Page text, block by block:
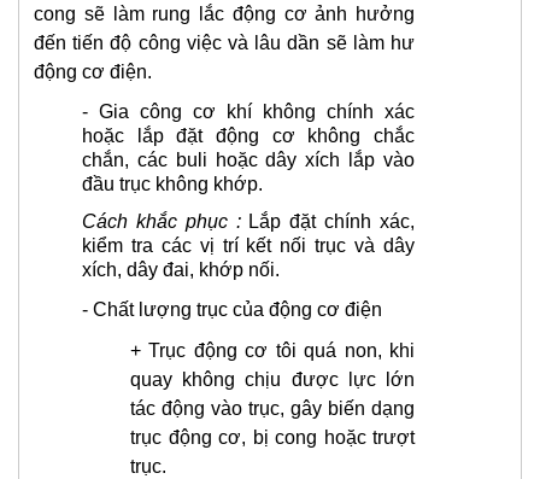
cong sẽ làm rung lắc động cơ ảnh hưởng
đến tiến độ công việc và lâu dần sẽ làm hư
động cơ điện.
- Gia công cơ khí không chính xác
hoặc lắp đặt động cơ không chắc
chắn, các buli hoặc dây xích lắp vào
đầu trục không khớp.
Cách khắc phục : Lắp đặt chính xác,
kiểm tra các vị trí kết nối trục và dây
xích, dây đai, khớp nối.
- Chất lượng trục của động cơ điện
+ Trục động cơ tôi quá non, khi
quay không chịu được lực lớn
tác động vào trục, gây biến dạng
trục động cơ, bị cong hoặc trượt
trục.